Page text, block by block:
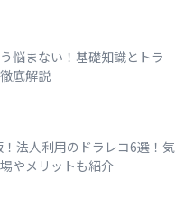
悩まない！基礎知識とトラ
底解説
法人利用のドラレコ6選！気
やメリットも紹介